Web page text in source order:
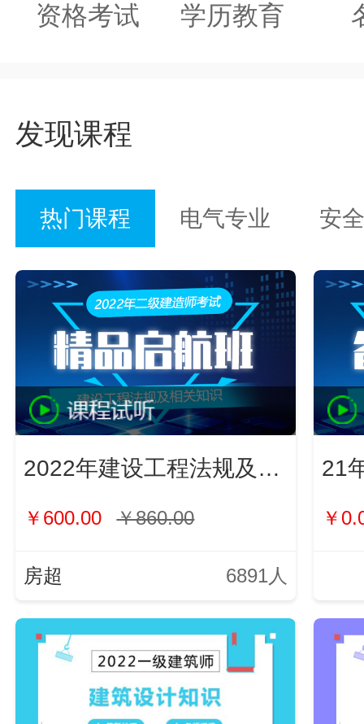
资格考试 学历教育
发现课程
热门课程 电气专业 安
2022年建设工程法规及相关知识
￥600.00 ￥860.00
房超 6891人
21
￥